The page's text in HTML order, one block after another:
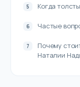
Когда
Частые
Почему
Наталии